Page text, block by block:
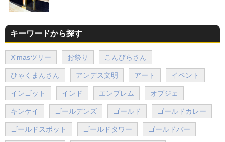
キーワードから探す
X'masツリー お祭り こんぴらさん
ひゃくまんさん アンデス文明 アート イベント
インゴット インド エンブレム オブジェ
キンケイ ゴールデンズ ゴールド ゴールドカレー
ゴールドスポット ゴールドタワー ゴールドバー